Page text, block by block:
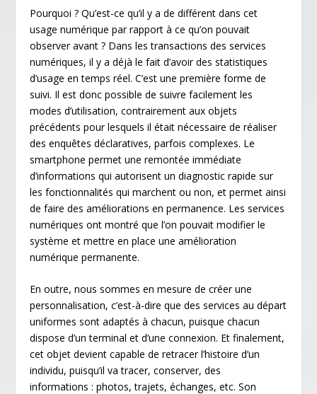
Pourquoi ? Qu’est-ce qu’il y a de différent dans cet
usage numérique par rapport à ce qu’on pouvait
observer avant ? Dans les transactions des services
numériques, il y a déjà le fait d’avoir des statistiques
d’usage en temps réel. C’est une première forme de
suivi. Il est donc possible de suivre facilement les
modes d’utilisation, contrairement aux objets
précédents pour lesquels il était nécessaire de réaliser
des enquêtes déclaratives, parfois complexes. Le
smartphone permet une remontée immédiate
d’informations qui autorisent un diagnostic rapide sur
les fonctionnalités qui marchent ou non, et permet ainsi
de faire des améliorations en permanence. Les services
numériques ont montré que l’on pouvait modifier le
système et mettre en place une amélioration
numérique permanente.
En outre, nous sommes en mesure de créer une
personnalisation, c’est-à-dire que des services au départ
uniformes sont adaptés à chacun, puisque chacun
dispose d’un terminal et d’une connexion. Et finalement,
cet objet devient capable de retracer l’histoire d’un
individu, puisqu’il va tracer, conserver, des
informations : photos, trajets, échanges, etc. Son